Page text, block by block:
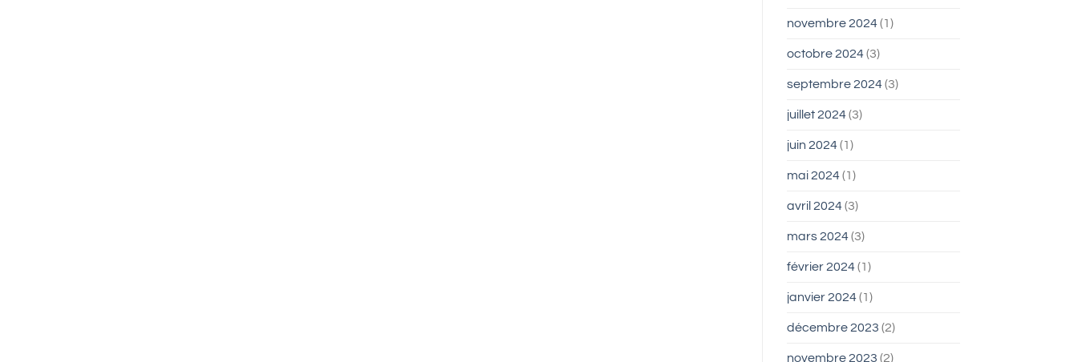
novembre 2024(1)
octobre 2024(3)
septembre 2024(3)
juillet 2024(3)
juin 2024(1)
mai 2024(1)
avril 2024(3)
mars 2024(3)
février 2024(1)
janvier 2024(1)
décembre 2023 (2)
novembre 2023 (2)